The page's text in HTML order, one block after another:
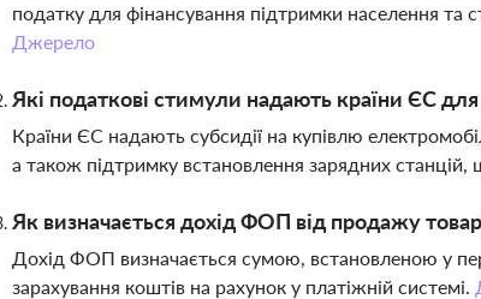
податку для фінансування підтримки населення
Джерело
Які податкові стимули надають країни ЄС
Країни ЄС надають субсидії на купівлю
а також підтримку встановлення зарядних
Як визначається дохід ФОП від продажу
Дохід ФОП визначається сумою, встановленою у
зарахування коштів на рахунок у платіжній системі.